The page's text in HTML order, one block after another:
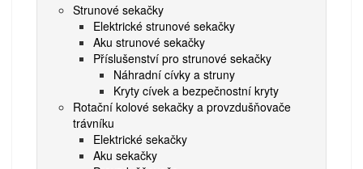
Strunové sekačky
Elektrické strunové sekačky
Aku strunové sekačky
Příslušenství pro strunové sekačky
Náhradní cívky a struny
Kryty cívek a bezpečnostní kryty
Rotační kolové sekačky a provzdušňovače
trávníku
Elektrické sekačky
Aku sekačky